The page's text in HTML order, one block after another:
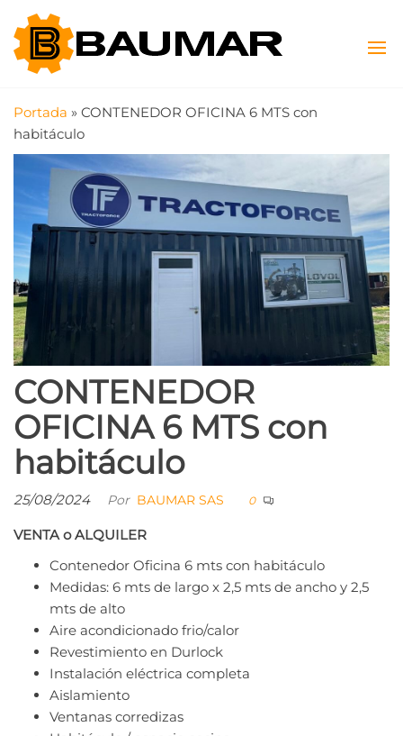
Saltar
contenido
Portada » CONTENEDOR OFICINA 6 MTS con
habitáculo
CONTENEDOR
OFICINA 6 MTS con
habitáculo
25/08/2024 Por BAUMAR SAS 0
VENTA o ALQUILER
Contenedor Oficina 6 mts con habitáculo
Medidas: 6 mts de largo x 2,5 mts de ancho y 2,5
mts de alto
Aire acondicionado frio/calor
Revestimiento en Durlock
Instalación eléctrica completa
Aislamiento
Ventanas corredizas